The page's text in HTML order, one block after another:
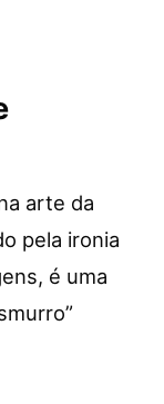
arte da
pela ironia
é uma